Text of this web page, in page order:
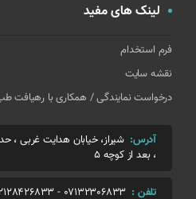
لینک های مفید
فرم استخدام
نقشه سایت
درخواست نمایندگی / همکاری با رهیافت
آدرس: شیراز، خیابان هدایت غربی
، بعد از کوچه 5
تلفن : 07132306833
-